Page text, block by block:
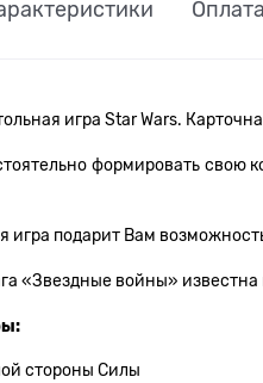
игра Star Wars.
формировать свою
игра подарит Вам
«Звездные войны» известна
стороны Силы